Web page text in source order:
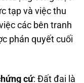
tạp và việc thu
các bên tranh
phán quyết cuối
cứ: Đất đai là